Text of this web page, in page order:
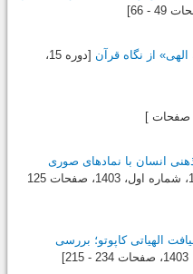
- 66]
از نگاه قرآن
[دوره 15،
صفحات ]
انسان با نمادهای صوری
1403
، صفحات 125
الهیاتی کاپوتو؛ بررسی
1403، صفحات 234 - 215]